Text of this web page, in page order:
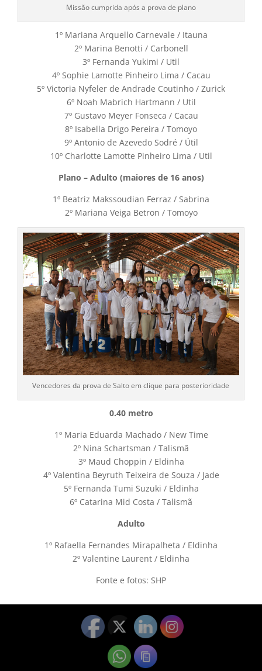
Missão cumprida após a prova de plano
1º Mariana Arquello Carnevale / Itauna
2º Marina Benotti / Carbonell
3º Fernanda Yukimi / Util
4º Sophie Lamotte Pinheiro Lima / Cacau
5º Victoria Nyfeler de Andrade Coutinho / Zurick
6º Noah Mabrich Hartmann / Util
7º Gustavo Meyer Fonseca / Cacau
8º Isabella Drigo Pereira / Tomoyo
9º Antonio de Azevedo Sodré / Útil
10º Charlotte Lamotte Pinheiro Lima / Util
Plano – Adulto (maiores de 16 anos)
1º Beatriz Makssoudian Ferraz / Sabrina
2º Mariana Veiga Betron / Tomoyo
Vencedores da prova de Salto em clique para posterioridade
0.40 metro
1º Maria Eduarda Machado / New Time
2º Nina Schartsman / Talismã
3º Maud Choppin / Eldinha
4º Valentina Beyruth Teixeira de Souza / Jade
5º Fernanda Tumi Suzuki / Eldinha
6º Catarina Mid Costa / Talismã
Adulto
1º Rafaella Fernandes Mirapalheta / Eldinha
2º Valentine Laurent / Eldinha
Fonte e fotos: SHP